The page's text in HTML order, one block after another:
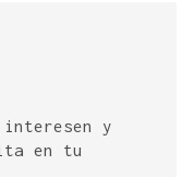
interesen y
en tu